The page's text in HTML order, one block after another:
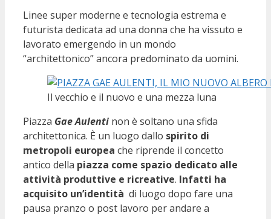
Linee super moderne e tecnologia estrema e
futurista dedicata ad una donna che ha vissuto e
lavorato emergendo in un mondo
“architettonico” ancora predominato da uomini.
Il vecchio e il nuovo e una mezza luna
Piazza Gae Aulenti non è soltano una sfida
architettonica. È un luogo dallo spirito di
metropoli europea che riprende il concetto
antico della piazza come spazio dedicato alle
attività produttive e ricreative. Infatti ha
acquisito un’identità di luogo dopo fare una
pausa pranzo o post lavoro per andare a